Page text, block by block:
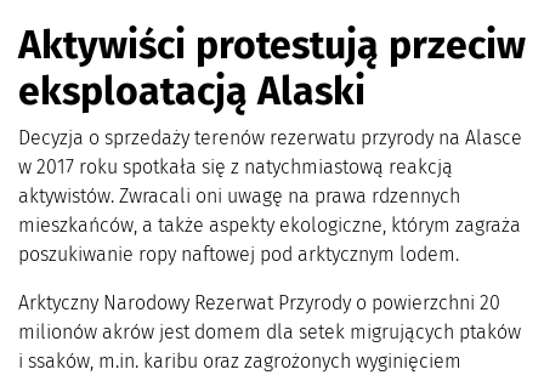
Aktywiści protestują przeciw
eksploatacją Alaski
Decyzja o sprzedaży terenów rezerwatu przyrody na Alasce
w 2017 roku spotkała się z natychmiastową reakcją
aktywistów. Zwracali oni uwagę na prawa rdzennych
mieszkańców, a także aspekty ekologiczne, którym zagraża
poszukiwanie ropy naftowej pod arktycznym lodem.
Arktyczny Narodowy Rezerwat Przyrody o powierzchni 20
milionów akrów jest domem dla setek migrujących ptaków
i ssaków, m.in. karibu oraz zagrożonych wyginięciem